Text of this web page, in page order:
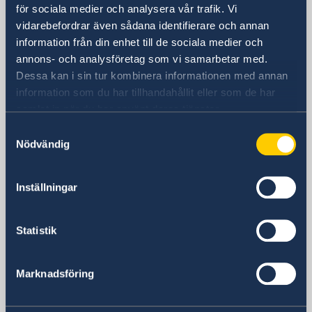
för sociala medier och analysera vår trafik. Vi
vidarebefordrar även sådana identifierare och annan
information från din enhet till de sociala medier och
annons- och analysföretag som vi samarbetar med.
Dessa kan i sin tur kombinera informationen med annan
information som du har tillhandahållit eller som de har
samlat in när du har använt deras tjänster.
Nödvändig
Inställningar
Statistik
Marknadsföring
förnamn och efternamn för nyfödda barn
SOS-International, Euro-Center & Falck Global
Assistance
Studier i Polen
Svenska skolan i Warszawa
Svenskt medborgarskap
Vigsel
00-585 Warszawa
Polen
Postadress
Sveriges ambassad
ul. Bagatela 3
00-585 Warszawa
Polen
+48 22 640 89 00
+48 22 640 89 50
Gdańsk